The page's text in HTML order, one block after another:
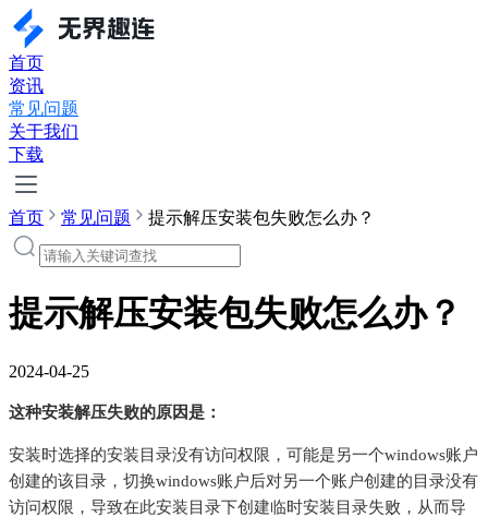
首页
资讯
常见问题
关于我们
下载
首页 常见问题 提示解压安装包失败怎么办？
提示解压安装包失败怎么办？
2024-04-25
这种安装解压失败的原因是：
安装时选择的安装目录没有访问权限，可能是另一个windows账户
创建的该目录，切换windows账户后对另一个账户创建的目录没有
访问权限，导致在此安装目录下创建临时安装目录失败，从而导